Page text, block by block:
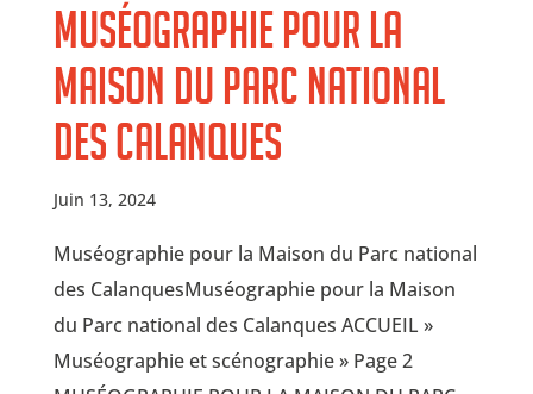
Muséographie pour la
Maison du Parc national
des Calanques
Juin 13, 2024
Muséographie pour la Maison du Parc national
des CalanquesMuséographie pour la Maison
du Parc national des Calanques ACCUEIL »
Muséographie et scénographie » Page 2